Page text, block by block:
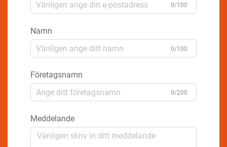
0/100
Namn
0/100
Företagsnamn
0/200
Meddelande